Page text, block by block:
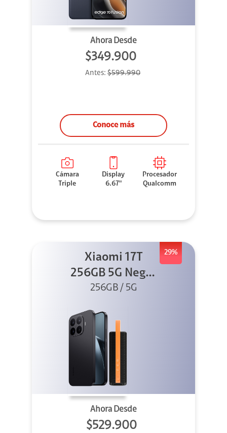
Ahora Desde
$349.900
Antes: $599.990
Conoce más
Cámara
Triple
Display
6.67"
Procesador
Qualcomm
29%
Xiaomi 17T
256GB 5G Negro
+ Sound
256GB / 5G
Ahora Desde
$529.900